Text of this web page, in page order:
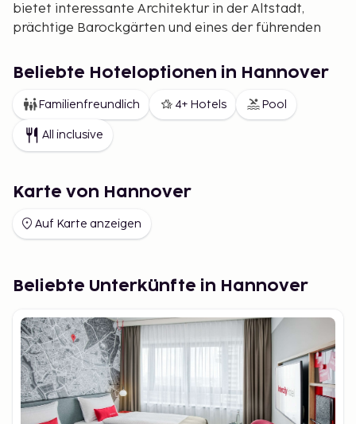
bietet interessante Architektur in der Altstadt,
prächtige Barockgärten und eines der führenden
Die jährlichen Industriemessen haben der Stadt
2000 war Hannover der Gastgeber der
Weltausstellung Expo 2000, die 18 Millionen
Besucher anzog.
im Jahr 1944 wurden viele historische Denkmäler
den Besucher, die Stadt zu Fuß zu erkunden. Am
Der Barockgarten in Herrenhausen im Nordwesten
der Stadt ist mit der U-Bahn erreichbar. Im Sprengel
Museum sind Werke von Munch, Chagall und Picasso
zu sehen.
Beliebte Hoteloptionen in Hannover
Familienfreundlich 4+ Hotels Pool
All inclusive
Karte von Hannover
Auf Karte anzeigen
Beliebte Unterkünfte in Hannover